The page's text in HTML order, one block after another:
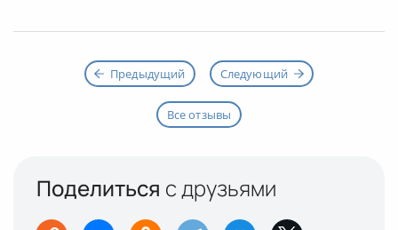
Предыдущий Следующий
Все отзывы
Поделиться с друзьями